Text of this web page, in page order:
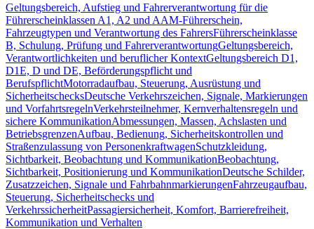
Geltungsbereich, Aufstieg und Fahrerverantwortung für die
Führerscheinklassen A1, A2 und AAM-Führerschein,
Fahrzeugtypen und Verantwortung des FahrersFührerscheinklasse
B, Schulung, Prüfung und FahrerverantwortungGeltungsbereich,
Verantwortlichkeiten und beruflicher KontextGeltungsbereich D1,
D1E, D und DE, Beförderungspflicht und
BerufspflichtMotorradaufbau, Steuerung, Ausrüstung und
SicherheitschecksDeutsche Verkehrszeichen, Signale, Markierungen
und VorfahrtsregelnVerkehrsteilnehmer, Kernverhaltensregeln und
sichere KommunikationAbmessungen, Massen, Achslasten und
BetriebsgrenzenAufbau, Bedienung, Sicherheitskontrollen und
Straßenzulassung von PersonenkraftwagenSchutzkleidung,
Sichtbarkeit, Beobachtung und KommunikationBeobachtung,
Sichtbarkeit, Positionierung und KommunikationDeutsche Schilder,
Zusatzzeichen, Signale und FahrbahnmarkierungenFahrzeugaufbau,
Steuerung, Sicherheitschecks und
VerkehrssicherheitPassagiersicherheit, Komfort, Barrierefreiheit,
Kommunikation und Verhalten